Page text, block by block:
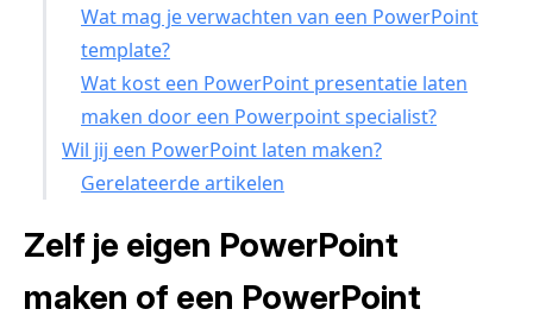
Wat mag je verwachten van een PowerPoint
template?
Wat kost een PowerPoint presentatie laten
maken door een Powerpoint specialist?
Wil jij een PowerPoint laten maken?
Gerelateerde artikelen
Zelf je eigen PowerPoint
maken of een PowerPoint